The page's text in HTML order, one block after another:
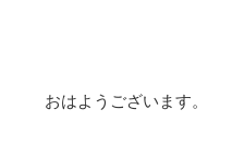
おはようございます。